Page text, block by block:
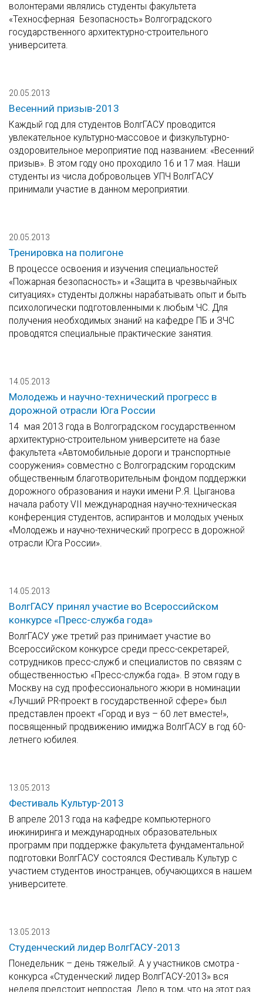
волонтерами являлись студенты факультета
«Техносферная Безопасность» Волгоградского
государственного архитектурно-строительного
университета.
20.05.2013
Весенний призыв-2013
Каждый год для студентов ВолгГАСУ проводится
увлекательное культурно-массовое и физкультурно-
оздоровительное мероприятие под названием: «Весенний
призыв». В этом году оно проходило 16 и 17 мая. Наши
студенты из числа добровольцев УПЧ ВолгГАСУ
принимали участие в данном мероприятии.
20.05.2013
Тренировка на полигоне
В процессе освоения и изучения специальностей
«Пожарная безопасность» и «Защита в чрезвычайных
ситуациях» студенты должны нарабатывать опыт и быть
психологически подготовленными к любым ЧС. Для
получения необходимых знаний на кафедре ПБ и ЗЧС
проводятся специальные практические занятия.
14.05.2013
Молодежь и научно-технический прогресс в
дорожной отрасли Юга России
14 мая 2013 года в Волгоградском государственном
архитектурно-строительном университете на базе
факультета «Автомобильные дороги и транспортные
сооружения» совместно с Волгоградским городским
общественным благотворительным фондом поддержки
дорожного образования и науки имени Р.Я. Цыганова
начала работу VII международная научно-техническая
конференция студентов, аспирантов и молодых ученых
«Молодежь и научно-технический прогресс в дорожной
отрасли Юга России».
14.05.2013
ВолгГАСУ принял участие во Всероссийском
конкурсе «Пресс-служба года»
ВолгГАСУ уже третий раз принимает участие во
Всероссийском конкурсе среди пресс-секретарей,
сотрудников пресс-служб и специалистов по связям с
общественностью «Пресс-служба года». В этом году в
Москву на суд профессионального жюри в номинации
«Лучший PR-проект в государственной сфере» был
представлен проект «Город и вуз – 60 лет вместе!»,
посвященный продвижению имиджа ВолгГАСУ в год 60-
летнего юбилея.
13.05.2013
Фестиваль Культур-2013
В апреле 2013 года на кафедре компьютерного
инжиниринга и международных образовательных
программ при поддержке факультета фундаментальной
подготовки ВолгГАСУ состоялся Фестиваль Культур с
участием студентов иностранцев, обучающихся в нашем
университете.
13.05.2013
Студенческий лидер ВолгГАСУ-2013
Понедельник – день тяжелый. А у участников смотра -
конкурса «Студенческий лидер ВолгГАСУ-2013» вся
неделя предстоит непростая. Дело в том, что на этот раз